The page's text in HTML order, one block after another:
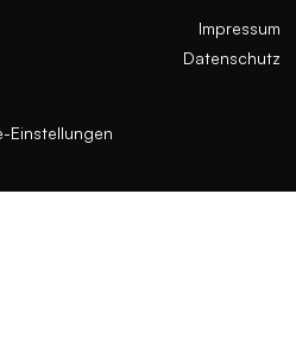
Impressum
Datenschutz
Einstellungen